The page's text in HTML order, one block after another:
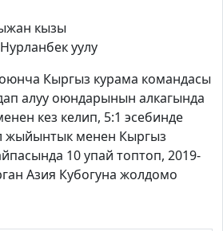
кызы
уулу
Кыргыз курама командасы
алуу оюндарынын алкагында
кез келип, 5:1 эсебинде
жыйынтык менен Кыргыз
10 упай топтоп, 2019-
Азия Кубогуна жолдомо